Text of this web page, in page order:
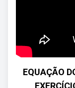
EQUAÇÃO